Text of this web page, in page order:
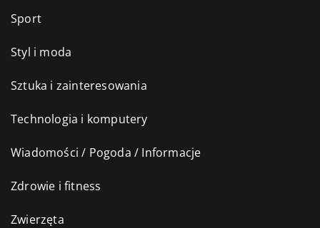
Sport
Styl i moda
Sztuka i zainteresowania
Technologia i komputery
Wiadomości / Pogoda / Informacje
Zdrowie i fitness
Zwierzęta